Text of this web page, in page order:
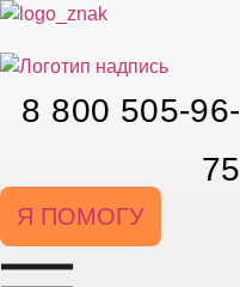
Перейти
содержимому
8 800 505-96-
75
Я ПОМОГУ